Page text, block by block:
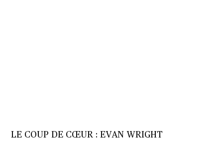
LE COUP DE CŒUR : EVAN WRIGHT